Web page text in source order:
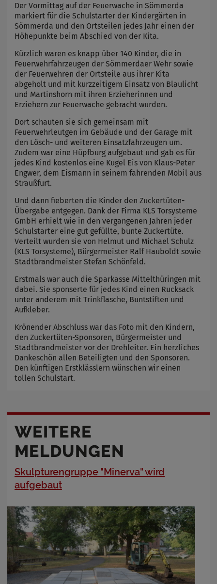
Der Vormittag auf der Feuerwache in Sömmerda
markiert für die Schulstarter der Kindergärten in
Sömmerda und den Ortsteilen jedes Jahr einen der
Höhepunkte beim Abschied von der Kita.
Kürzlich waren es knapp über 140 Kinder, die in
Feuerwehrfahrzeugen der Sömmerdaer Wehr sowie
der Feuerwehren der Ortsteile aus ihrer Kita
abgeholt und mit kurzzeitigem Einsatz von Blaulicht
und Martinshorn mit ihren Erzieherinnen und
Erziehern zur Feuerwache gebracht wurden.
Dort schauten sie sich gemeinsam mit
Feuerwehrleutgen im Gebäude und der Garage mit
den Lösch- und weiteren Einsatzfahrzeugen um.
Zudem war eine Hüpfburg aufgebaut und gab es für
jedes Kind kostenlos eine Kugel Eis von Klaus-Peter
Engwer, dem Eismann in seinem fahrenden Mobil aus
Straußfurt.
Und dann fieberten die Kinder den Zuckertüten-
Übergabe entgegen. Dank der Firma KLS Torsysteme
GmbH erhielt wie in den vergangenen Jahren jeder
Schulstarter eine gut gefüllte, bunte Zuckertüte.
Verteilt wurden sie von Helmut und Michael Schulz
(KLS Torsysteme), Bürgermeister Ralf Hauboldt sowie
Stadtbrandmeister Stefan Schönfeld.
Erstmals war auch die Sparkasse Mittelthüringen mit
dabei. Sie sponserte für jedes Kind einen Rucksack
unter anderem mit Trinkflasche, Buntstiften und
Aufkleber.
Krönender Abschluss war das Foto mit den Kindern,
den Zuckertüten-Sponsoren, Bürgermeister und
Stadtbrandmeister vor der Drehleiter. Ein herzliches
Dankeschön allen Beteiligten und den Sponsoren.
Den künftigen Erstklässlern wünschen wir einen
tollen Schulstart.
WEITERE
MELDUNGEN
Skulpturengruppe "Minerva" wird
aufgebaut